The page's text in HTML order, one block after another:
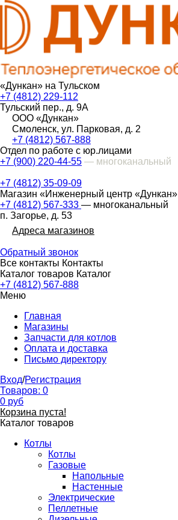
«Дункан» на Тульском
+7 (4812) 229-112
Тульский пер., д. 9А
ООО «Дункан»
Смоленск, ул. Парковая, д. 2
+7 (4812) 567-888
Отдел по работе с юр.лицами
+7 (900) 220-44-55 — многоканальный
+7 (4812) 35-09-09
Магазин «Инженерный центр «Дункан»
+7 (4812) 567-333 — многоканальный
п. Загорье, д. 53
Адреса магазинов
Обратный звонок
Все контакты Контакты
Каталог товаров Каталог
+7 (4812) 567-888
Меню
Главная
Магазины
Запчасти для котлов
Оплата и доставка
Письмо директору
Вход/Регистрация
Товаров: 0
0 руб
Корзина пуста!
Каталог товаров
Котлы
Котлы
Газовые
Напольные
Настенные
Электрические
Пеллетные